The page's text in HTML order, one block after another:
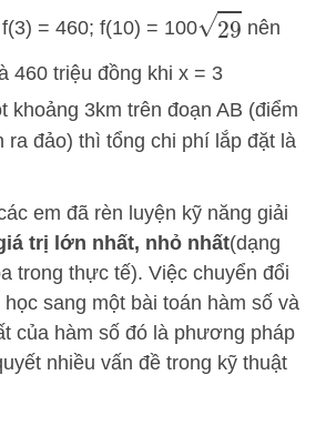
= 460; f(10) = 10029 nên
460 triệu đồng khi x = 3
khoảng 3km trên đoạn AB (điểm
ra đảo) thì tổng chi phí lắp đặt là
em đã rèn luyện kỹ năng giải
trị lớn nhất, nhỏ nhất(dạng
trong thực tế). Việc chuyển đổi
sang một bài toán hàm số và
của hàm số đó là phương pháp
nhiều vấn đề trong kỹ thuật